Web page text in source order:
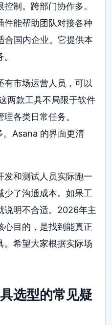
制。跨部门协作多。
件能帮助团队对接各种
合国内企业。它提供本
有市场运营人员，可以
两款工具不局限于软件
各类日常任务。
Asana 的界面更清
发和测试人员实际跑一
少了沟通成本。如果工
说明不合适。2026年主
心目的，是找到能真正
。希望大家根据实际场
选型的常见疑